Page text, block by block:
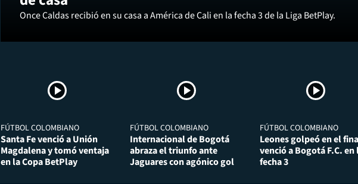
Once Caldas recibió en su casa a América de Cali en la fecha 3 de la Liga BetPlay.
FÚTBOL COLOMBIANO
Santa Fe venció a Unión
Magdalena y tomó ventaja
en la Copa BetPlay
FÚTBOL COLOMBIANO
Internacional de Bogotá
abraza el triunfo ante
Jaguares con agónico gol
FÚTBOL COLOMBIANO
Leones golpeó en el
venció a Bogotá F.C. en
fecha 3